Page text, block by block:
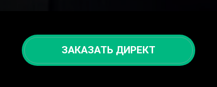
ЗАКАЗАТЬ ДИРЕКТ